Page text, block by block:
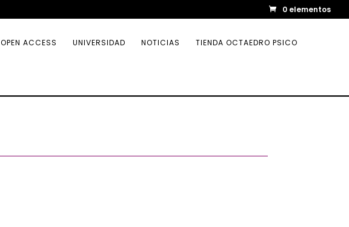
0 elementos
OPEN ACCESS UNIVERSIDAD NOTICIAS TIENDA OCTAEDRO PSICO